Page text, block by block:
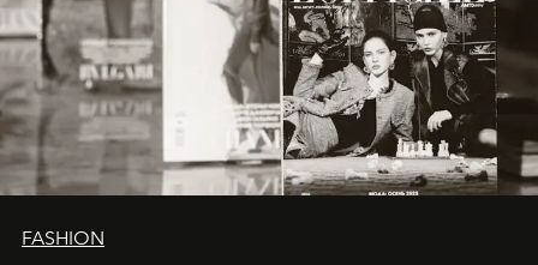
FASHION